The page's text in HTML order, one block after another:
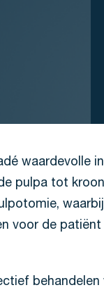
waardevolle
pulpa tot
voor de